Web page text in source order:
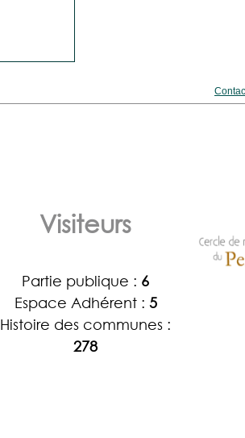
Visiteurs
Partie publique : 6
Espace Adhérent : 5
Histoire des communes :
278